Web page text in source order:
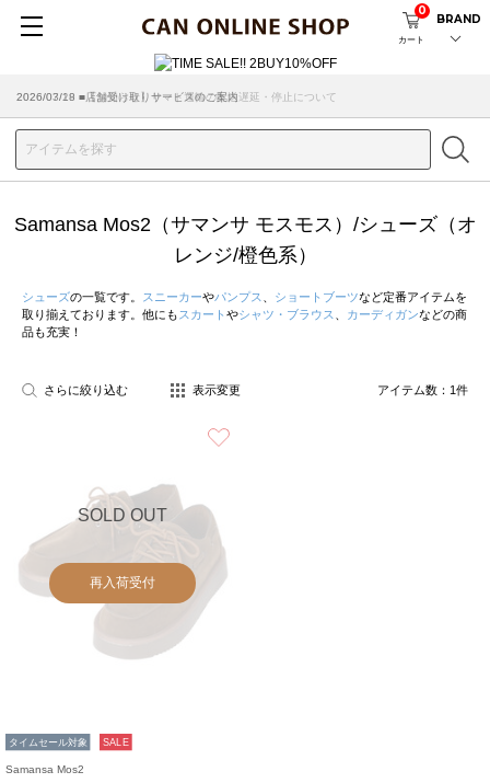
カート
0
BRAND
2026/07/29 ■【お知らせ】ヤマト運輸の配送遅延・停止について
2026/03/18 ■店舗受け取りサービスのご案内
Samansa Mos2（サマンサ モスモス）/シューズ（オ
レンジ/橙色系）
シューズの一覧です。 スニーカーやパンプス ショートブーツなど定番アイテムを
取り揃えております。他にも スカート やシャツ・ブラウス カーディガンなどの商
品も充実！
さらに絞り込む 表示変更 アイテム数： 1件
SOLD OUT
再入荷受付
タイムセール対象 SALE
Samansa Mos2